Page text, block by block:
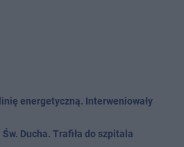
energetyczną. Interweniowały
Ducha. Trafiła do szpitala